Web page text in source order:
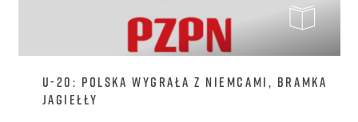
U-20: POLSKA WYGRAŁA Z NIEMCAMI, BRAMKA
JAGIEŁŁY